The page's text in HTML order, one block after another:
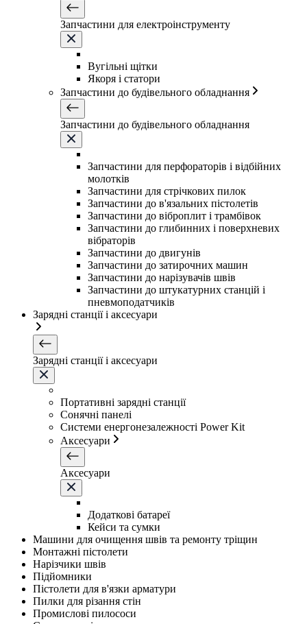
Запчастини для електроінструменту
Вугільні щітки
Якоря і статори
Запчастини до будівельного обладнання
Запчастини до будівельного обладнання
Запчастини для перфораторів і відбійних
молотків
Запчастини для стрічкових пилок
Запчастини до в'язальних пістолетів
Запчастини до віброплит і трамбівок
Запчастини до глибинних і поверхневих
вібраторів
Запчастини до двигунів
Запчастини до затирочних машин
Запчастини до нарізувачів швів
Запчастини до штукатурних станцій і
пневмоподатчиків
Зарядні станції і аксесуари
Зарядні станції і аксесуари
Портативні зарядні станції
Сонячні панелі
Системи енергонезалежності Power Kit
Аксесуари
Аксесуари
Додаткові батареї
Кейси та сумки
Машини для очищення швів та ремонту тріщин
Монтажні пістолети
Нарізчики швів
Підйомники
Пістолети для в'язки арматури
Пилки для різання стін
Промислові пилососи